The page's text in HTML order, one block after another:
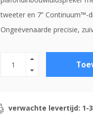
tweeter en 7” Continuum™-
Ongeëvenaarde precisie,
verwachte levertijd: 1-